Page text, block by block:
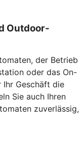
Outdoor-
der Betrieb
oder das On-
Geschäft die
Sie auch Ihren
zuverlässig,